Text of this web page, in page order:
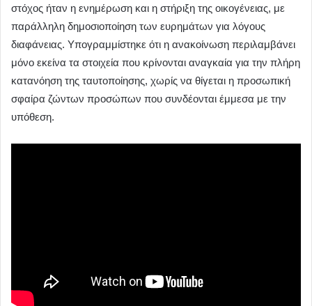
στόχος ήταν η ενημέρωση και η στήριξη της οικογένειας, με
παράλληλη δημοσιοποίηση των ευρημάτων για λόγους
διαφάνειας. Υπογραμμίστηκε ότι η ανακοίνωση περιλαμβάνει
μόνο εκείνα τα στοιχεία που κρίνονται αναγκαία για την πλήρη
κατανόηση της ταυτοποίησης, χωρίς να θίγεται η προσωπική
σφαίρα ζώντων προσώπων που συνδέονται έμμεσα με την
υπόθεση.